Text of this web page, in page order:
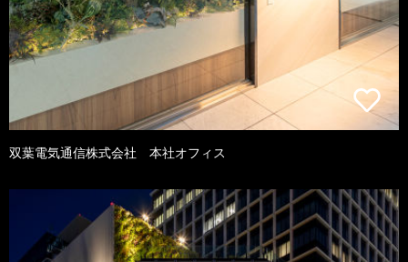
双葉電気通信株式会社 本社オフィス